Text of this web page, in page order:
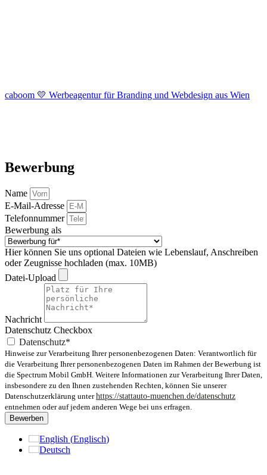
caboom 💛 Werbeagentur für Branding und Webdesign aus Wien
Bewerbung
Name
E-Mail-Adresse
Telefonnummer
Bewerbung als
Hier können Sie uns optional Dateien wie Lebenslauf, Anschreiben
oder Zeugnisse hochladen (max. 10MB)
Datei-Upload
Nachricht
Datenschutz Checkbox
Datenschutz*
Hinweise zur Verarbeitung Ihrer personenbezogenen Daten: Verantwortlich für
die Verarbeitung Ihrer personenbezogenen Daten im Rahmen der Bewerbung ist
die Spectrum Mobil GmbH. Weitere Informationen zur Verarbeitung Ihrer Daten,
insbesondere zu den Ihnen zustehenden Rechten, können Sie unserer
Datenschutzerklärung unterhttps://stattauto-muenchen.de/datenschutz
entnehmen oder auf jedem anderen Wege bei uns erfragen.
Bewerben
English (Englisch)
Deutsch